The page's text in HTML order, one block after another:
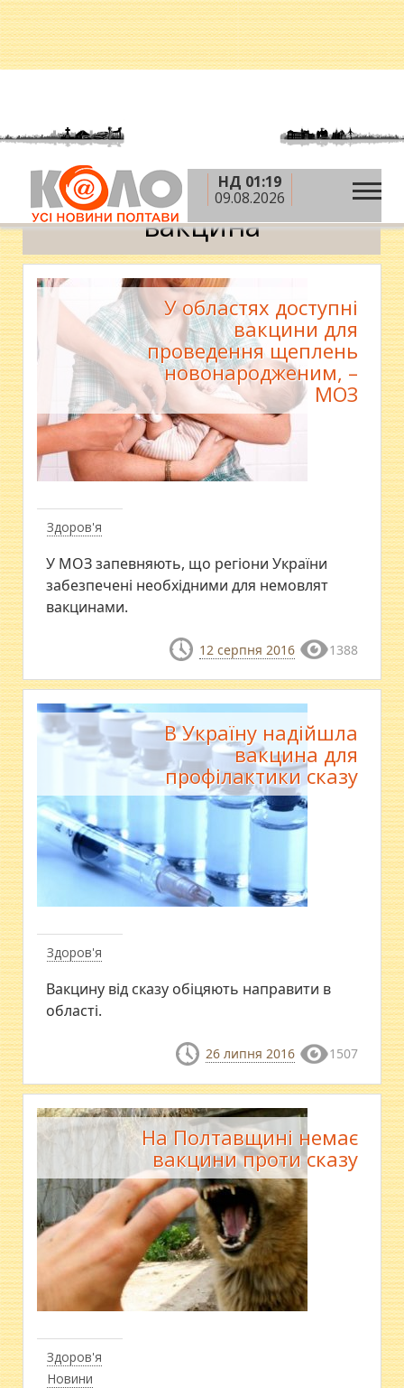
НД 01:19
09.08.2026
Головна » вакцина
вакцина
Здоров'я
У областях доступні
вакцини для
проведення щеплень
новонародженим, –
МОЗ
У МОЗ запевняють, що регіони України
забезпечені необхідними для немовлят
вакцинами.
12 серпня 2016 1388
Здоров'я
В Україну надійшла
вакцина для
профілактики сказу
Вакцину від сказу обіцяють направити в
області.
26 липня 2016 1507
Здоров'я
Новини
На Полтавщині немає
вакцини проти сказу